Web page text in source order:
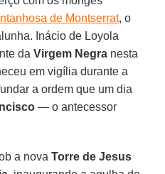
de Montserrat, o
Inácio de Loyola
daVirgem Negra nesta
em vigília durante a
a ordem que um dia
— o antecessor
a novaTorre de Jesus